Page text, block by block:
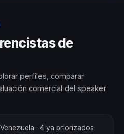
de
perfiles, comparar
comercial del speaker
· 4 ya priorizados